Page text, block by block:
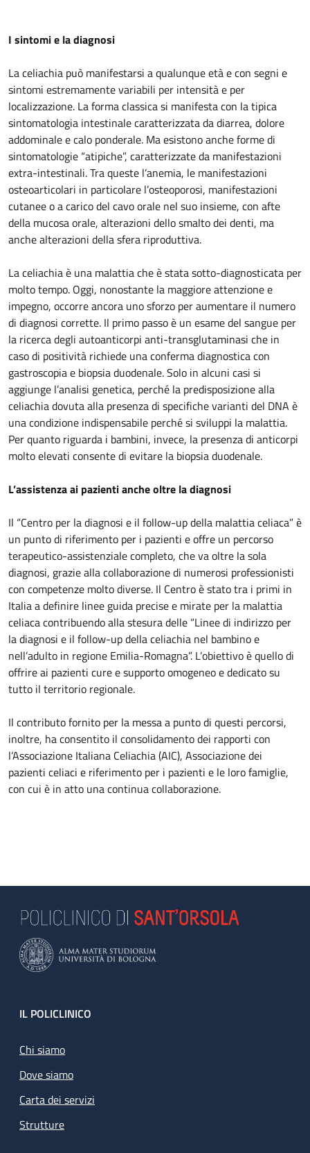
I sintomi e la diagnosi
La celiachia può manifestarsi a qualunque età e con segni e
sintomi estremamente variabili per intensità e per
localizzazione. La forma classica si manifesta con la tipica
sintomatologia intestinale caratterizzata da diarrea, dolore
addominale e calo ponderale. Ma esistono anche forme di
sintomatologie “atipiche”, caratterizzate da manifestazioni
extra-intestinali. Tra queste l’anemia, le manifestazioni
osteoarticolari in particolare l’osteoporosi, manifestazioni
cutanee o a carico del cavo orale nel suo insieme, con afte
della mucosa orale, alterazioni dello smalto dei denti, ma
anche alterazioni della sfera riproduttiva.
La celiachia è una malattia che è stata sotto-diagnosticata per
molto tempo. Oggi, nonostante la maggiore attenzione e
impegno, occorre ancora uno sforzo per aumentare il numero
di diagnosi corrette. Il primo passo è un esame del sangue per
la ricerca degli autoanticorpi anti-transglutaminasi che in
caso di positività richiede una conferma diagnostica con
gastroscopia e biopsia duodenale. Solo in alcuni casi si
aggiunge l’analisi genetica, perché la predisposizione alla
celiachia dovuta alla presenza di specifiche varianti del DNA è
una condizione indispensabile perché si sviluppi la malattia.
Per quanto riguarda i bambini, invece, la presenza di anticorpi
molto elevati consente di evitare la biopsia duodenale.
L’assistenza ai pazienti anche oltre la diagnosi
Il “Centro per la diagnosi e il follow-up della malattia celiaca” è
un punto di riferimento per i pazienti e offre un percorso
terapeutico-assistenziale completo, che va oltre la sola
diagnosi, grazie alla collaborazione di numerosi professionisti
con competenze molto diverse. Il Centro è stato tra i primi in
Italia a definire linee guida precise e mirate per la malattia
celiaca contribuendo alla stesura delle “Linee di indirizzo per
la diagnosi e il follow-up della celiachia nel bambino e
nell’adulto in regione Emilia-Romagna”. L’obiettivo è quello di
offrire ai pazienti cure e supporto omogeneo e dedicato su
tutto il territorio regionale.
Il contributo fornito per la messa a punto di questi percorsi,
inoltre, ha consentito il consolidamento dei rapporti con
l’Associazione Italiana Celiachia (AIC), Associazione dei
pazienti celiaci e riferimento per i pazienti e le loro famiglie,
con cui è in atto una continua collaborazione.
Footer
IL POLICLINICO
Chi siamo
Dove siamo
Carta dei servizi
Strutture